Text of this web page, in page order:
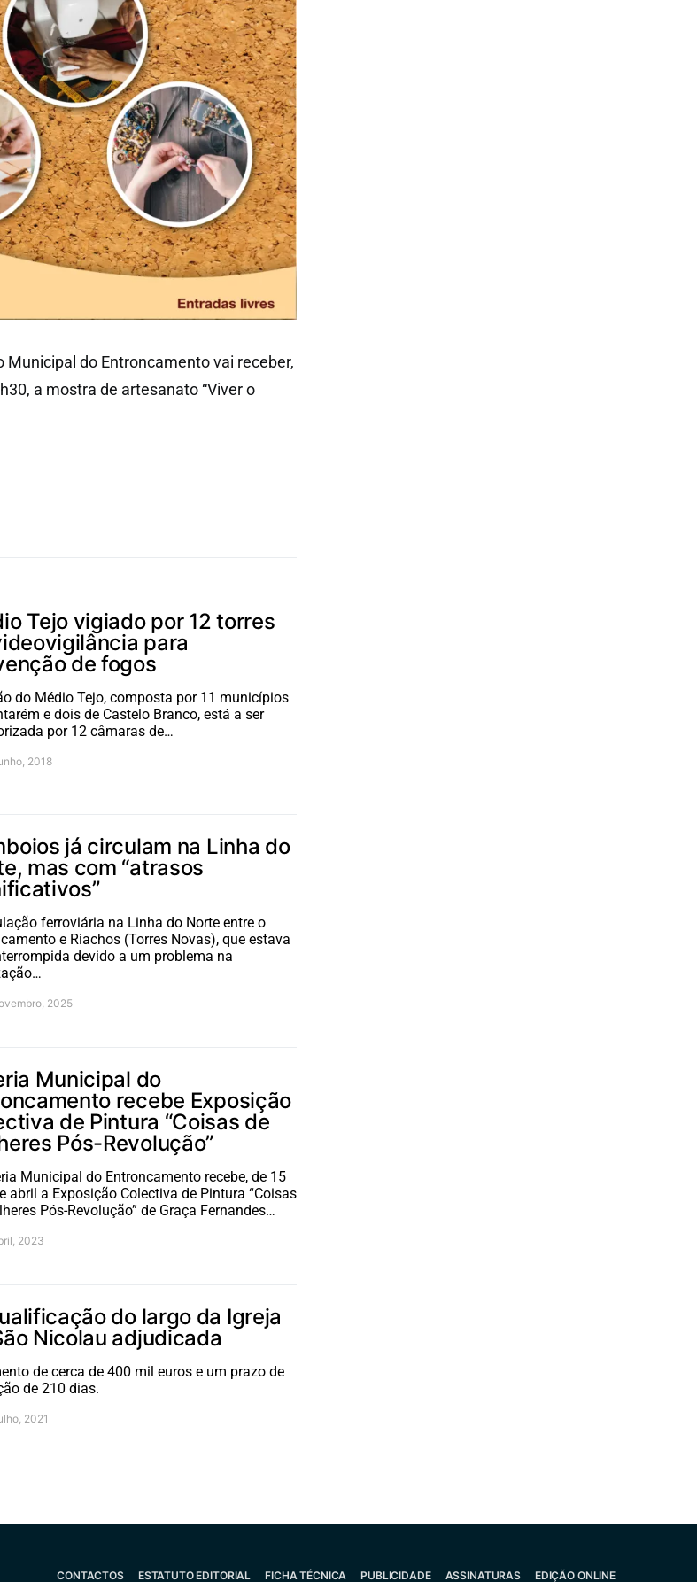
do Entroncamento vai receber,
a mostra de artesanato “Viver o
Tejo vigiado por 12 torres
para
de fogos
do Médio Tejo, composta por 11 municípios
e dois de Castelo Branco, está a ser
por 12 câmaras de…
2018
já circulam na Linha do
mas com “atrasos
ferroviária na Linha do Norte entre o
e Riachos (Torres Novas), que estava
devido a um problema na
2025
Municipal do
recebe Exposição
de Pintura “Coisas de
Pós-Revolução”
Municipal do Entroncamento recebe, de 15
abril a Exposição Colectiva de Pintura “Coisas
Pós-Revolução” de Graça Fernandes…
2023
do largo da Igreja
Nicolau adjudicada
de cerca de 400 mil euros e um prazo de
de 210 dias.
2021
CONTACTOS ESTATUTO EDITORIAL FICHA TÉCNICA PUBLICIDADE ASSINATURAS EDIÇÃO ONLINE